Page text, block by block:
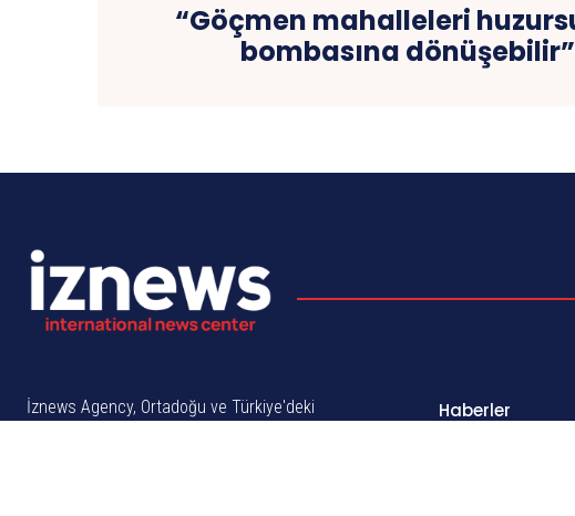
“Göçmen mahalleleri
bombasına dönüşebilir”
İznews Agency, Ortadoğu ve Türkiye'deki
Haberler